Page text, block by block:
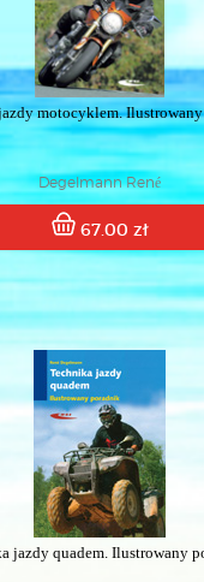
motocyklem.
Degelmann René
67.00 zł
jazdy quadem. Ilustrowany